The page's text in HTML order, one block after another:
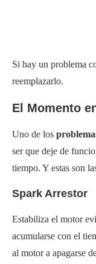
Si hay un problema
reemplazarlo.
El Momento
Uno de los
ser que deje de
tiempo. Y estas son
Spark Arrestor
Estabiliza el motor
acumularse con el
al motor a apagarse